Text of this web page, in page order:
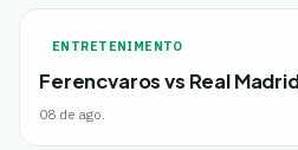
ENTRETENIMENTO
Ferencvaros vs Real
08 de ago.